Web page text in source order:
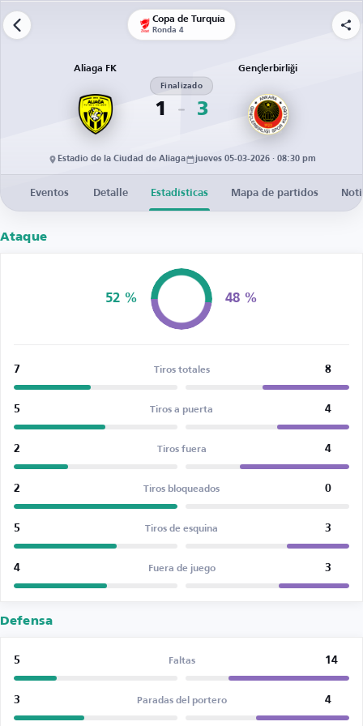
Copa de Turquía
Ronda 4
Aliaga FK
1
Finalizado
3
Gençlerbirliği
Estadio de la Ciudad de Aliaga jueves 05-03-2026 · 08:30 pm
Eventos Detalle Estadísticas Mapa de partidos
Ataque
52 % 48 %
7 Tiros totales 8
5 Tiros a puerta 4
2 Tiros fuera 4
2 Tiros bloqueados 0
5 Tiros de esquina 3
4 Fuera de juego 3
Defensa
5 Faltas 14
3 Paradas del portero 4